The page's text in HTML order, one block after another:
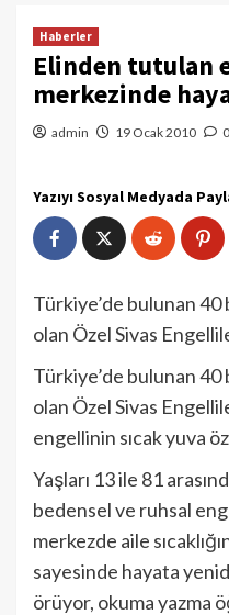
Haberler
Elinden tutulan
merkezinde
admin 19 Ocak 2010 0
Yazıyı Sosyal Medyada
Türkiye’de bulunan 40
olan Özel Sivas
Türkiye’de bulunan 40
olan Özel Sivas
engellinin sıcak yuva
Yaşları 13 ile 81
bedensel ve ruhsal
merkezde aile
sayesinde hayata
örüyor, okuma yazma